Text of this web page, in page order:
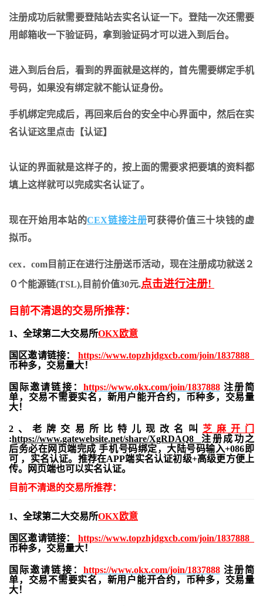
注册成功后就需要登陆站去实名认证一下。登陆一次还需要
用邮箱收一下验证码，拿到验证码才可以进入到后台。
进入到后台后，看到的界面就是这样的，首先需要绑定手机
号码，如果没有绑定就不能认证身份。
手机绑定完成后，再回来后台的安全中心界面中，然后在实
名认证这里点击【认证】
认证的界面就是这样子的，按上面的需要求把要填的资料都
填上这样就可以完成实名认证了。
现在开始用本站的CEX链接注册可获得价值三十块钱的虚
拟币。
cex．com目前正在进行注册送币活动，现在注册成功就送２
０个能源链(TSL),目前价值30元.点击进行注册!
目前不清退的交易所推荐：
1、全球第二大交易所OKX欧意
国区邀请链接： https://www.topzhjdgxcb.com/join/1837888
币种多，交易量大！
国际邀请链接： https://www.okx.com/join/1837888注册简
单，交易不需要实名，新用户能开合约， 币种多，交易量
大！
2、老牌交易所比特儿现改名叫 芝麻开门
:https://www.gatewebsite.net/share/XgRDAQ8 注册成功之
后务必在网页端完成 手机号码绑定，大陆号码输入+086即
可 ，实名认证。推荐在APP端实名认证初级+高级更方便上
传。网页端也可以实名认证。
目前不清退的交易所推荐：
1、全球第二大交易所OKX欧意
国区邀请链接： https://www.topzhjdgxcb.com/join/1837888
币种多，交易量大！
国际邀请链接： https://www.okx.com/join/1837888注册简
单，交易不需要实名，新用户能开合约， 币种多，交易量
大！